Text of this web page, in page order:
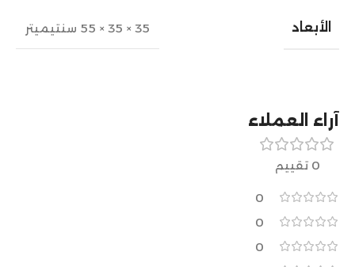
الأبعاد 35 × 35 × 55 سنتيميتر
آراء العملاء
0 تقييم
0
0
0